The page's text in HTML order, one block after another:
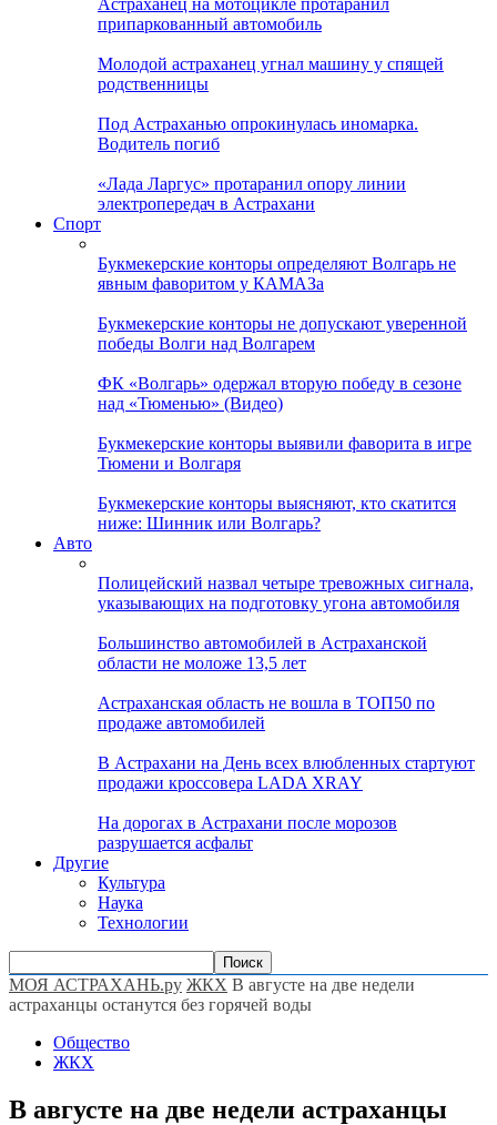
Астраханец на мотоцикле протаранил
припаркованный автомобиль
Молодой астраханец угнал машину у спящей
родственницы
Под Астраханью опрокинулась иномарка.
Водитель погиб
«Лада Ларгус» протаранил опору линии
электропередач в Астрахани
Спорт
Букмекерские конторы определяют Волгарь не
явным фаворитом у КАМАЗа
Букмекерские конторы не допускают уверенной
победы Волги над Волгарем
ФК «Волгарь» одержал вторую победу в сезоне
над «Тюменью» (Видео)
Букмекерские конторы выявили фаворита в игре
Тюмени и Волгаря
Букмекерские конторы выясняют, кто скатится
ниже: Шинник или Волгарь?
Авто
Полицейский назвал четыре тревожных сигнала,
указывающих на подготовку угона автомобиля
Большинство автомобилей в Астраханской
области не моложе 13,5 лет
Астраханская область не вошла в ТОП50 по
продаже автомобилей
В Астрахани на День всех влюбленных стартуют
продажи кроссовера LADA XRAY
На дорогах в Астрахани после морозов
разрушается асфальт
Другие
Культура
Наука
Технологии
МОЯ АСТРАХАНЬ.ру ЖКХ В августе на две недели
астраханцы останутся без горячей воды
Общество
ЖКХ
В августе на две недели астраханцы